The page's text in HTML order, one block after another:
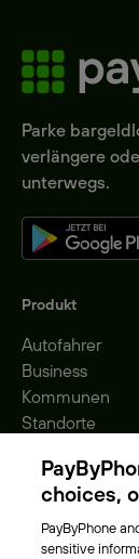
Parke
verlängere
unterwegs.
Produkt
Autofahrer
Business
Kommunen
Standorte
Park-Vignette
Über Uns
choices,
PayByPhone
sensitive